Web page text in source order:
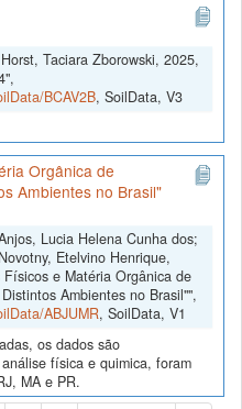
Taciara Zborowski, 2025,
BCAV2B, SoilData, V3
Orgânica de
Ambientes no Brasil"
Lucia Helena Cunha dos;
Etelvino Henrique,
e Matéria Orgânica de
Ambientes no Brasil"",
ABJUMR, SoilData, V1
os dados são
física e quimica, foram
MA e PR.